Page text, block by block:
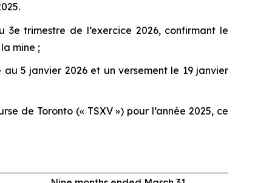
trimestre de l’exercice 2026, confirmant le
mine ;
5 janvier 2026 et un versement le 19 janvier
de Toronto (« TSXV ») pour l’année 2025, ce